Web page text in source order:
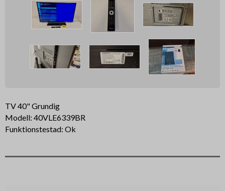
TV 40" Grundig
Modell: 40VLE6339BR
Funktionstestad: Ok